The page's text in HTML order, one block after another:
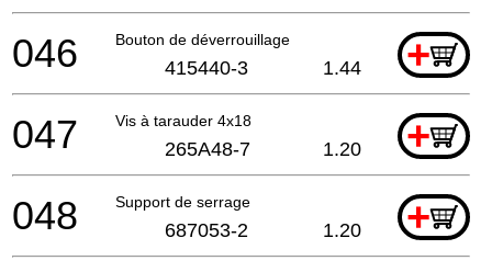
Bouton de déverrouillage +
046 415440-3 1.44
Vis à tarauder 4x18 +
047 265A48-7 1.20
Support de serrage +
048 687053-2 1.20